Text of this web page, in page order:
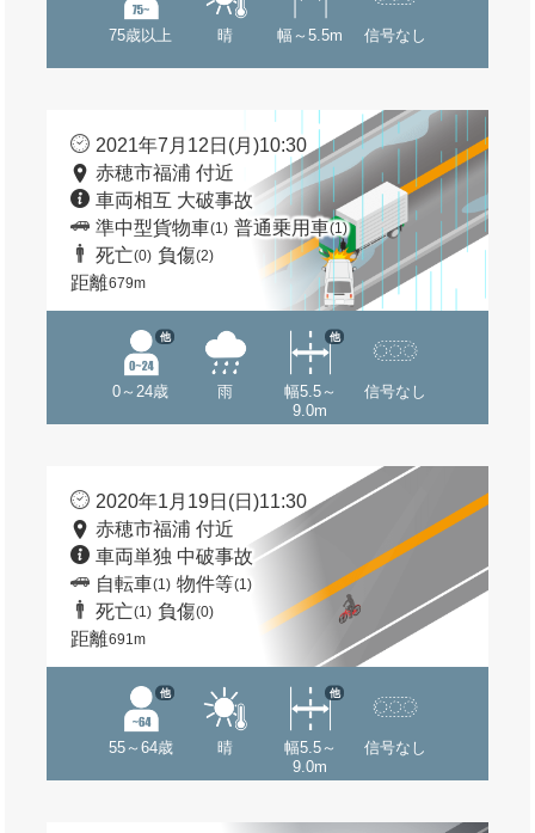
75歳以上 晴 幅～5.5m 信号なし
2021年7月12日(月)10:30
赤穂市福浦 付近
車両相互 大破事故
準中型貨物車(1) 普通乗用車(1)
死亡(0) 負傷(2)
距離679m
0～24歳
他
雨
幅5.5～
9.0m
他
信号なし
2020年1月19日(日)11:30
赤穂市福浦 付近
車両単独 中破事故
自転車(1) 物件等(1)
死亡(1) 負傷(0)
距離691m
55～64歳
他
晴
幅5.5～
9.0m
他
信号なし